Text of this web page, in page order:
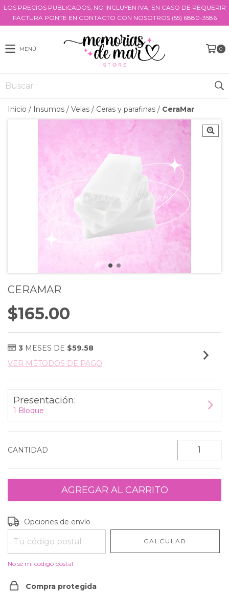
LOS PRECIOS PUBLICADOS, NO INCLUYEN IVA, EN CASO DE REQUERIR
FACTURA PONTE EN CONTACTO CON NOSOTROS (55) 6880-3586
MENÚ 0
Inicio / Insumos / Velas / Ceras y parafinas / CeraMar
CERAMAR
$165.00
3 MESES DE $59.58
VER MÉTODOS DE PAGO
Presentación:
1 Bloque
CANTIDAD
Entregas para el CP:
Opciones de envío
CALCULAR
No sé mi código postal
Compra protegida